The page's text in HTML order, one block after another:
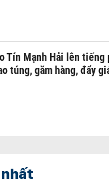
Tín Mạnh Hải lên tiếng
túng, găm hàng, đẩy